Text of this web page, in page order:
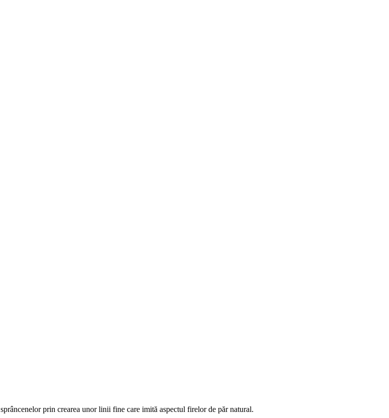
prin crearea unor linii fine care imită aspectul firelor de păr natural.